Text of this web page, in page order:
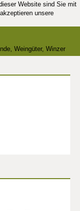
Website sind Sie mit
unsere
Weingüter, Winzer